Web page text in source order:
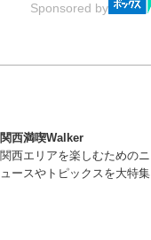
Sponsored by
関西満喫Walker
関西エリアを楽しむためのニ
ュースやトピックスを大特集